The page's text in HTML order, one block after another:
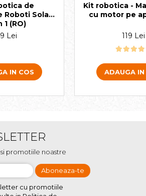
de
Roboti Solari
1 (RO)
Lei
IN COS
Kit robotica -
cu motor pe
119 Lei
ADAUGA IN
promotiile noastre
cu promotiile